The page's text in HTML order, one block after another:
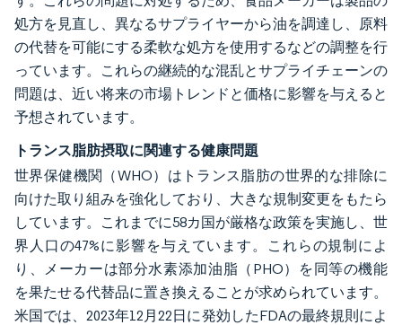
処方を見直し、異なるサプライヤーから油を調達し、原料
の代替を可能にする柔軟な処方を使用するなどの調整を行
っています。これらの継続的な混乱とサプライチェーンの
問題は、近い将来の市場トレンドと価格に影響を与えると
予想されています。
トランス脂肪摂取に関連する健康問題
世界保健機関（WHO）はトランス脂肪の世界的な排除に
向けた取り組みを強化しており、大きな規制変更をもたら
しています。これまでに58カ国が厳格な政策を実施し、世
界人口の47%に影響を与えています。これらの規制によ
り、メーカーは部分水素添加油脂（PHO）を同等の機能
を果たせる代替品に置き換えることが求められています。
米国では、2023年12月22日に発効したFDAの最終規則によ